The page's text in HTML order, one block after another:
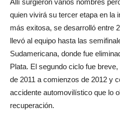
Allí surgieron varios nombres
quien vivirá su tercer etapa en la
más exitosa, se desarrolló entre
llevó al equipo hasta las
Sudamericana, donde fue
Plata. El segundo ciclo fue
de 2011 a comienzos de 2012 y
accidente automovilístico que lo
recuperación.